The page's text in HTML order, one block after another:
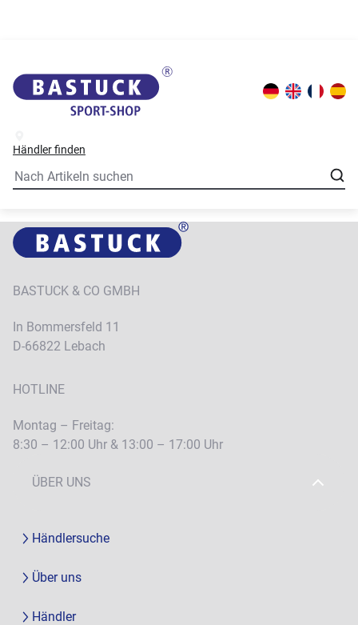
Händler finden
BASTUCK & CO GMBH
In Bommersfeld 11
D-66822 Lebach
HOTLINE
Montag – Freitag:
8:30 – 12:00 Uhr & 13:00 – 17:00 Uhr
ÜBER UNS
Händlersuche
Über uns
Händler